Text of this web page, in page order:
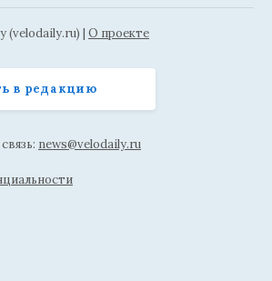
(velodaily.ru) | О проекте
в редакцию
news@velodaily.ru